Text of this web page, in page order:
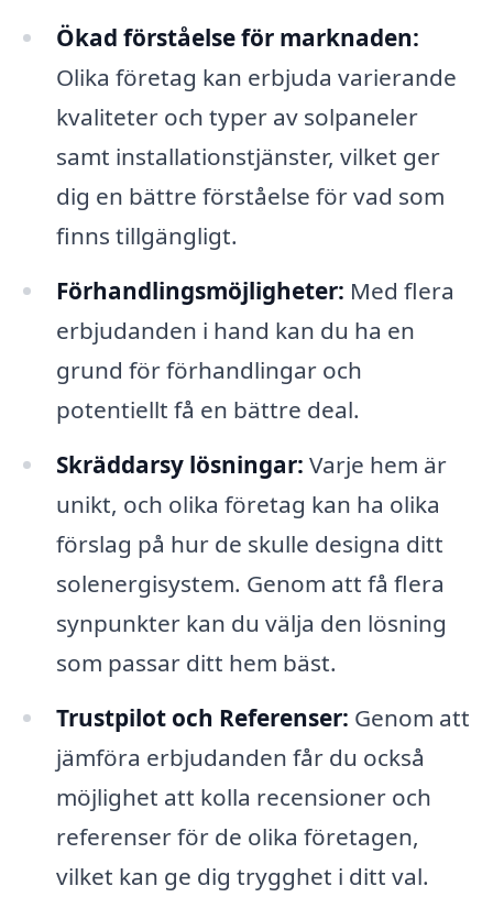
Ökad förståelse för marknaden:
Olika företag kan erbjuda varierande
kvaliteter och typer av solpaneler
samt installationstjänster, vilket ger
dig en bättre förståelse för vad som
finns tillgängligt.
Förhandlingsmöjligheter: Med flera
erbjudanden i hand kan du ha en
grund för förhandlingar och
potentiellt få en bättre deal.
Skräddarsy lösningar: Varje hem är
unikt, och olika företag kan ha olika
förslag på hur de skulle designa ditt
solenergisystem. Genom att få flera
synpunkter kan du välja den lösning
som passar ditt hem bäst.
Trustpilot och Referenser: Genom att
jämföra erbjudanden får du också
möjlighet att kolla recensioner och
referenser för de olika företagen,
vilket kan ge dig trygghet i ditt val.